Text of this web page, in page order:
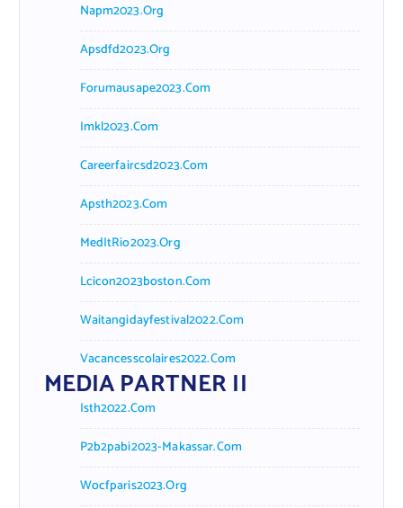
Napm2023.org
Apsdfd2023.org
Forumausape2023.com
Imkl2023.com
Careerfaircsd2023.com
Apsth2023.com
MedItRio2023.org
Lcicon2023boston.com
Waitangidayfestival2022.com
Vacancesscolaires2022.com
MEDIA PARTNER II
Isth2022.com
P2b2pabi2023-Makassar.com
Wocfparis2023.org